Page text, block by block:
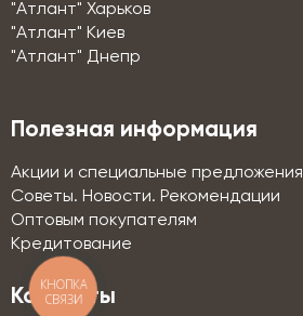
"Атлант" Харьков
"Атлант" Киев
"Атлант" Днепр
Полезная информация
Акции и специальные предложения
Советы. Новости. Рекомендации
Оптовым покупателям
Кредитование
Контакты
КНОПКА
СВЯЗИ